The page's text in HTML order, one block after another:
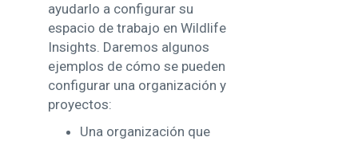
ayudarlo a configurar su
espacio de trabajo en Wildlife
Insights. Daremos algunos
ejemplos de cómo se pueden
configurar una organización y
proyectos:
Una organización que